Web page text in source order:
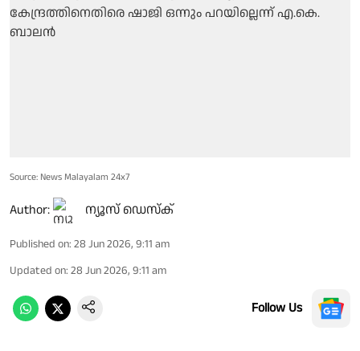
Source: News Malayalam 24x7
Author: ന്യൂസ് ഡെസ്ക്
Published on: 28 Jun 2026, 9:11 am
Updated on: 28 Jun 2026, 9:11 am
Follow Us